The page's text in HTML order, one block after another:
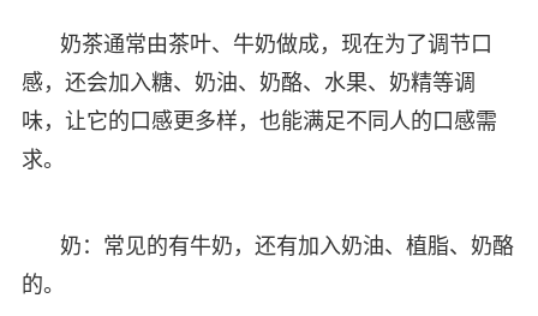
奶茶通常由茶叶、牛奶做成，现在为了调节口
感，还会加入糖、奶油、奶酪、水果、奶精等调
味，让它的口感更多样，也能满足不同人的口感需
求。
奶：常见的有牛奶，还有加入奶油、植脂、奶酪
的。